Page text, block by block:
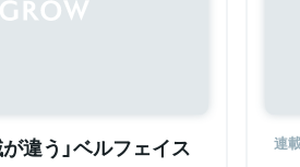
違う」ベルフェイス
連